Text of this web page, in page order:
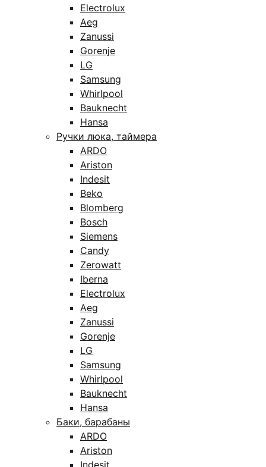
Electrolux
Aeg
Zanussi
Gorenje
LG
Samsung
Whirlpool
Bauknecht
Hansa
Ручки люка, таймера
ARDO
Ariston
Indesit
Beko
Blomberg
Bosch
Siemens
Candy
Zerowatt
Iberna
Electrolux
Aeg
Zanussi
Gorenje
LG
Samsung
Whirlpool
Bauknecht
Hansa
Баки, барабаны
ARDO
Ariston
Indesit